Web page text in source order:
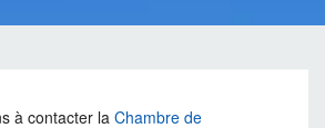
à contacter la Chambre de